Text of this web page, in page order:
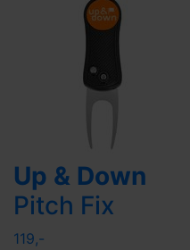
Up & Down
Pitch Fix
119,-